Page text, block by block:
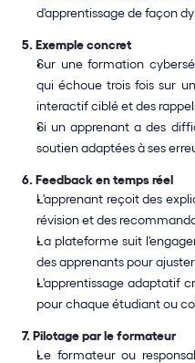
d'apprentissage de façon
5. Exemple concret
Sur une formation
qui échoue trois fois sur
interactif ciblé et des
Si un apprenant a des
soutien adaptées à ses
6. Feedback en temps réel
L'apprenant reçoit des
révision et des
La plateforme suit
des apprenants pour
L'apprentissage adaptatif
pour chaque étudiant ou
7. Pilotage par le formateur
Le formateur ou